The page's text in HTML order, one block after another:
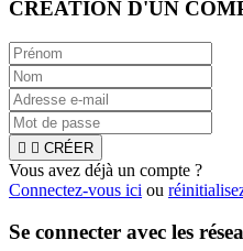
CRÉATION D'UN
  CRÉER
Vous avez déjà un compte ?
Connectez-vous ici ou
Se connecter avec les